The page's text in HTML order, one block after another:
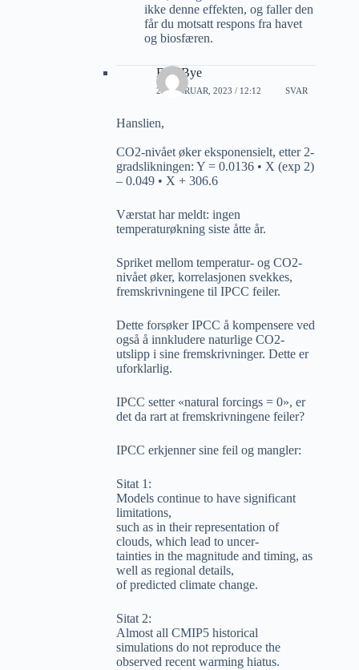
ikke denne effekten, og faller den
får du motsatt respons fra havet
og biosfæren.
Erik Bye
20 FEBRUAR, 2023 / 12:12 SVAR
Hanslien,
CO2-nivået øker eksponensielt, etter 2-
gradslikningen: Y = 0.0136 • X (exp 2)
– 0.049 • X + 306.6
Værstat har meldt: ingen
temperaturøkning siste åtte år.
Spriket mellom temperatur- og CO2-
nivået øker, korrelasjonen svekkes,
fremskrivningene til IPCC feiler.
Dette forsøker IPCC å kompensere ved
også å innkludere naturlige CO2-
utslipp i sine fremskrivninger. Dette er
uforklarlig.
IPCC setter «natural forcings = 0», er
det da rart at fremskrivningene feiler?
IPCC erkjenner sine feil og mangler:
Sitat 1:
Models continue to have significant
limitations,
such as in their representation of
clouds, which lead to uncer-
tainties in the magnitude and timing, as
well as regional details,
of predicted climate change.
Sitat 2:
Almost all CMIP5 historical
simulations do not reproduce the
observed recent warming hiatus.